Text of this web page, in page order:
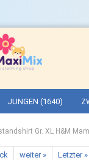
JUNGEN (1640)
Gr. XL H&M
weiter » Letzter »